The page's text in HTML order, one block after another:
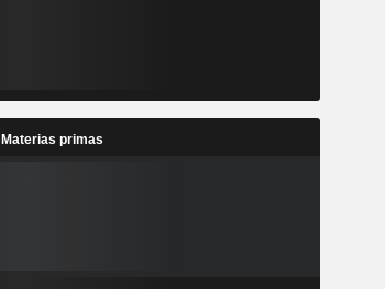
Materias primas